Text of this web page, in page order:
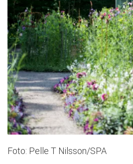
Foto: Pelle T Nilsson/SPA